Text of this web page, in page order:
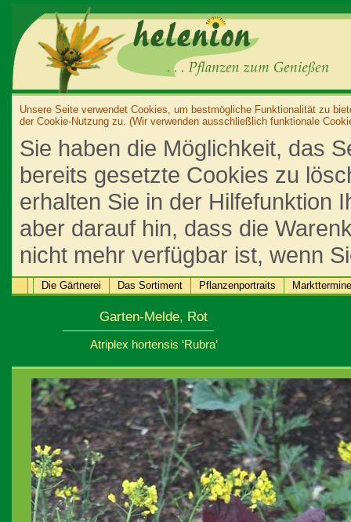
Unsere Seite verwendet Cookies, um bestmögliche Funktionalität zu
der Cookie-Nutzung zu. (Wir verwenden ausschließlich funktionale
Sie haben die Möglichkeit, das
bereits gesetzte Cookies zu
erhalten Sie in der Hilfefunktion
aber darauf hin, dass die
nicht mehr verfügbar ist, wenn
Die Gärtnerei Das Sortiment Pflanzenportraits Markttermine
Garten-Melde, Rot
Atriplex hortensis ‘Rubra’